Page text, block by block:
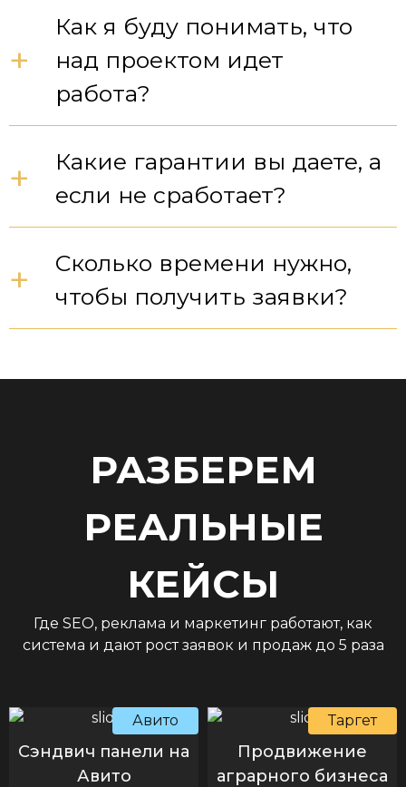
Как я буду понимать, что
над проектом идет
работа?
+
Какие гарантии вы даете, а
если не сработает?
+
Сколько времени нужно,
чтобы получить заявки?
+
РАЗБЕРЕМ
РЕАЛЬНЫЕ
КЕЙСЫ
Где SEO, реклама и маркетинг работают, как
система и дают рост заявок и продаж до 5 раза
Сэндвич панели на
Авито
Авито
Продвижение
аграрного бизнеса
Таргет